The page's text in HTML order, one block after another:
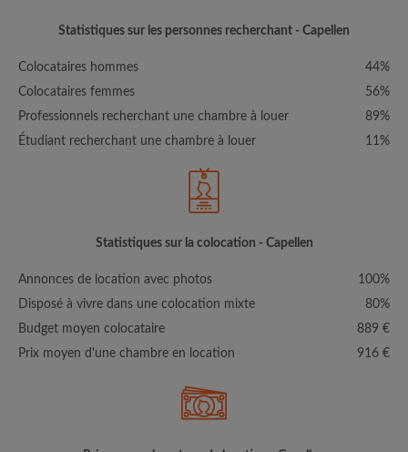
Statistiques sur les personnes recherchant - Capellen
Colocataires hommes
44%
Colocataires femmes
56%
Professionnels recherchant une chambre à louer
89%
Étudiant recherchant une chambre à louer
11%
Statistiques sur la colocation - Capellen
Annonces de location avec photos
100%
Disposé à vivre dans une colocation mixte
80%
Budget moyen colocataire
889 €
Prix moyen d'une chambre en location
916 €